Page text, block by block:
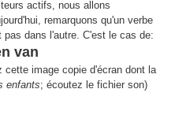
actifs, nous allons
remarquons qu'un verbe
dans l'autre. C'est le cas de:
van
cette image copie d'écran dont la
enfants; écoutez le fichier son)